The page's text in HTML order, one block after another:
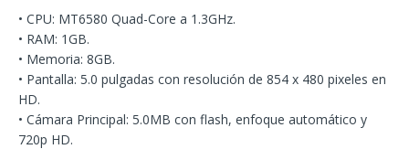
• CPU: MT6580 Quad-Core a 1.3GHz.
• RAM: 1GB.
• Memoria: 8GB.
• Pantalla: 5.0 pulgadas con resolución de 854 x 480 pixeles en
HD.
• Cámara Principal: 5.0MB con flash, enfoque automático y
720p HD.